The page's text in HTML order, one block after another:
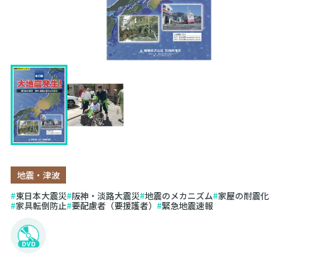
地震・津波
東日本大震災 阪神・淡路大震災 地震のメカニズム 家屋の耐震化
家具転倒防止 要配慮者（要援護者） 緊急地震速報